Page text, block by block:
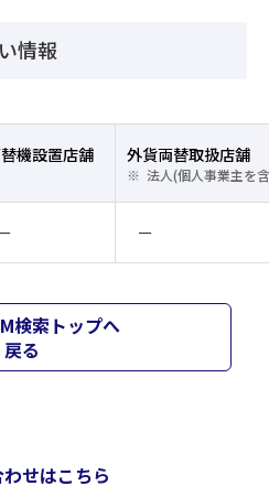
情報
機設置店舗 外貨両替取扱店舗
法人(個人事業主を
ー
検索トップへ
戻る
せはこちら